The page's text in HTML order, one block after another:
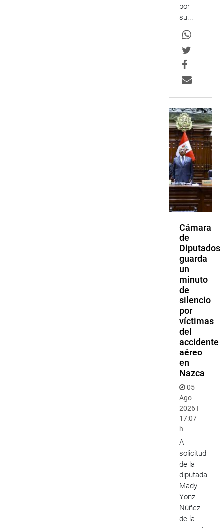
por
su...
Cámara
de
Diputados
guarda
un
minuto
de
silencio
por
víctimas
del
accidente
aéreo
en
Nazca
05
Ago
2026 |
17:07
h
A
solicitud
de la
diputada
Mady
Yonz
Núñez
de la